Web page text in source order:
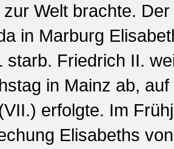
zur Welt brachte.
in Marburg
starb. Friedrich II.
in Mainz ab,
erfolgte. Im
Elisabeths